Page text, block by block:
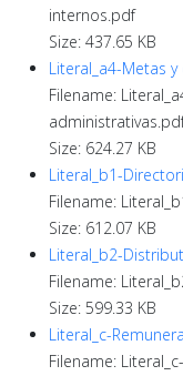
internos.pdf
Size: 437.65 KB
Literal_a4-Metas
Filename:
Size: 624.27 KB
Literal_b1-
Filename:
Size: 612.07 KB
Literal_b2-
Filename:
Size: 599.33 KB
Literal_c-
Filename: